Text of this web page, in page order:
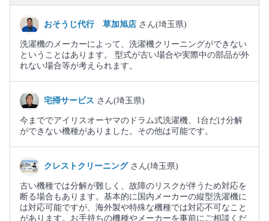
おそうじ代行 草加旭店 さん(埼玉県)
洗濯機のメーカーによって、洗濯機クリーニングができない
ということはあります。 型式が古い場合や実際中の部品が外
れない場合等が考えられます。
宅掃サービス さん(埼玉県)
今まででアイリスオーヤマのドラム式洗濯機、1台だけ分解
ができない機種がありました。その他は可能です。
クレストクリーニング さん(埼玉県)
古い機種では分解が難しく、故障のリスクが伴うため対応を
断る場合もあります。基本的に国内メーカーの縦型洗濯機に
は対応可能ですが、海外製や特殊な機種では対応不可なこと
があります。お手持ちの機種やメーカーを事前にご相談くだ